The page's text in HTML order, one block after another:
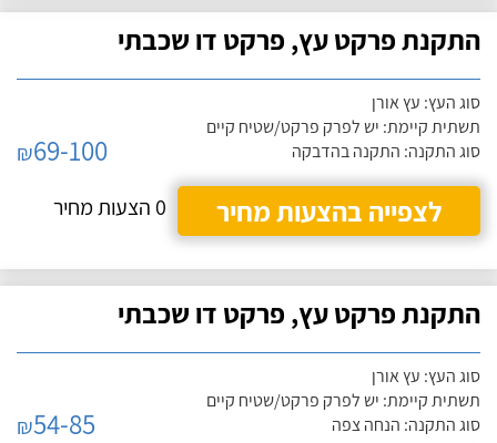
התקנת פרקט עץ, פרקט דו שכבתי
סוג העץ: עץ אורן
תשתית קיימת: יש לפרק פרקט/שטיח קיים
סוג התקנה: התקנה בהדבקה
₪69-100
לצפייה בהצעות מחיר
0 הצעות מחיר
התקנת פרקט עץ, פרקט דו שכבתי
סוג העץ: עץ אורן
תשתית קיימת: יש לפרק פרקט/שטיח קיים
סוג התקנה: הנחה צפה
₪54-85